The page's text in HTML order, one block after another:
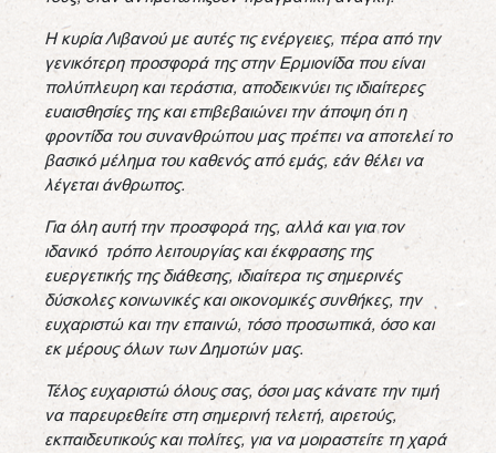
Η κυρία Λιβανού με αυτές τις ενέργειες, πέρα από την
γενικότερη προσφορά της στην Ερμιονίδα που είναι
πολύπλευρη και τεράστια, αποδεικνύει τις ιδιαίτερες
ευαισθησίες της και επιβεβαιώνει την άποψη ότι η
φροντίδα του συνανθρώπου μας πρέπει να αποτελεί το
βασικό μέλημα του καθενός από εμάς, εάν θέλει να
λέγεται άνθρωπος.
Για όλη αυτή την προσφορά της, αλλά και για τον
ιδανικό τρόπο λειτουργίας και έκφρασης της
ευεργετικής της διάθεσης, ιδιαίτερα τις σημερινές
δύσκολες κοινωνικές και οικονομικές συνθήκες, την
ευχαριστώ και την επαινώ, τόσο προσωπικά, όσο και
εκ μέρους όλων των Δημοτών μας.
Τέλος ευχαριστώ όλους σας, όσοι μας κάνατε την τιμή
να παρευρεθείτε στη σημερινή τελετή, αιρετούς,
εκπαιδευτικούς και πολίτες, για να μοιραστείτε τη χαρά